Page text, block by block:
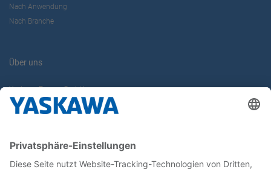
Nach Anwendung
Nach Branche
Über uns
Yaskawa Europe GmbH
Karriere
Newsletter